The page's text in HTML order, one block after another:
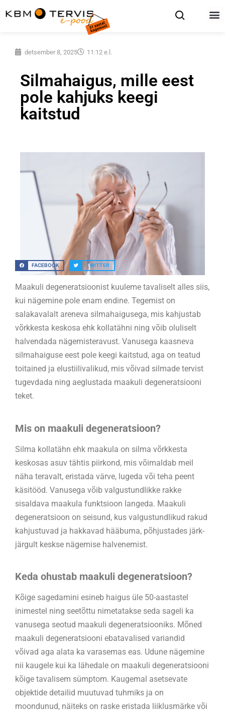
detsember 8, 2025 11:12 e.l.
Silmahaigus, mille eest
pole kahjuks keegi
kaitstud
FACEBOOK TWITTER
Maakuli degeneratsioonist kuuleme tavaliselt alles siis,
kui nägemine pole enam endine. Tegemist on
salakavalalt areneva silmahaigusega, mis kahjustab
võrkkesta keskosa ehk kollatähni ning võib oluliselt
halvendada nägemisteravust. Vanusega kaasneva
silmahaiguse eest pole keegi kaitstud, aga on teatud
toitained ja elustiilivalikud, mis võivad silmade tervist
tugevdada ning aeglustada maakuli degeneratsiooni
teket.
Mis on maakuli degeneratsioon?
Silma kollatähn ehk maakula on silma võrkkesta
keskosas asuv tähtis piirkond, mis võimaldab meil
näha teravalt, eristada värve, lugeda või teha peent
käsitööd. Vanusega võib valgustundlikke rakke
sisaldava maakula funktsioon langeda. Maakuli
degeneratsioon on seisund, kus valgustundlikud rakud
kahjustuvad ja hakkavad hääbuma, põhjustades järk-
järgult keskse nägemise halvenemist.
Keda ohustab maakuli degeneratsioon?
Kõige sagedamini esineb haigus üle 50-aastastel
inimestel ning seetõttu nimetatakse seda sageli ka
vanusega seotud maakuli degeneratsiooniks. Mõned
maakuli degeneratsiooni ebatavalised variandid
võivad aga alata ka varasemas eas. Udune nägemine
nii kaugele kui ka lähedale on maakuli degeneratsiooni
kõige tavalisem sümptom. Kaugemal asetsevate
objektide detailid muutuvad tuhmiks ja on
moondunud, näiteks on raske eristada liiklusmärke või